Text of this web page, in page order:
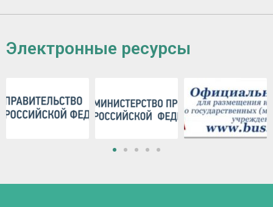
Электронные ресурсы